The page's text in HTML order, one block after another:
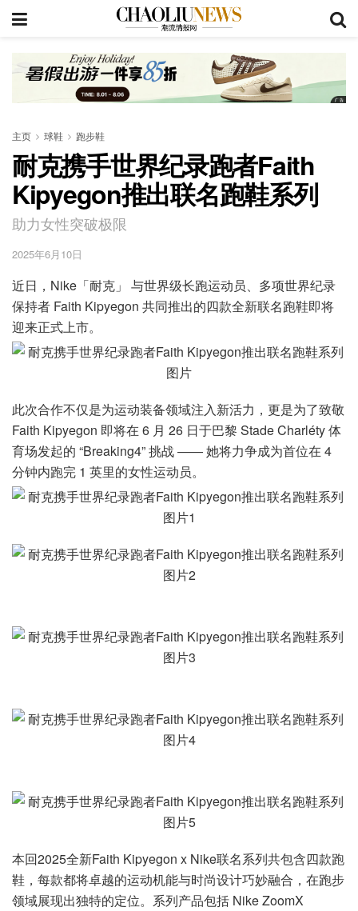
主页 球鞋 跑步鞋
耐克携手世界纪录跑者Faith
Kipyegon推出联名跑鞋系列
助力女性突破极限
2025年6月10日
近日，Nike「耐克」 与世界级长跑运动员、多项世界纪录
保持者 Faith Kipyegon 共同推出的四款全新联名跑鞋即将
迎来正式上市。
此次合作不仅是为运动装备领域注入新活力，更是为了致敬
Faith Kipyegon 即将在 6 月 26 日于巴黎 Stade Charléty 体
育场发起的 “Breaking4” 挑战 —— 她将力争成为首位在 4
分钟内跑完 1 英里的女性运动员。
本回2025全新Faith Kipyegon x Nike联名系列共包含四款跑
鞋，每款都将卓越的运动机能与时尚设计巧妙融合，在跑步
领域展现出独特的定位。系列产品包括 Nike ZoomX